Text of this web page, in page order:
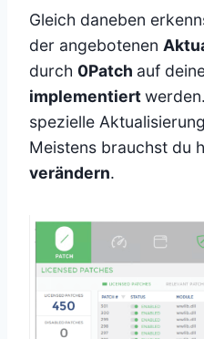
Gleich daneben
der angebotenen
durch 0Patch auf
implementiert
spezielle
Meistens brauchst du
verändern.